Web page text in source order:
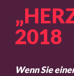
2018
Wenn Sie